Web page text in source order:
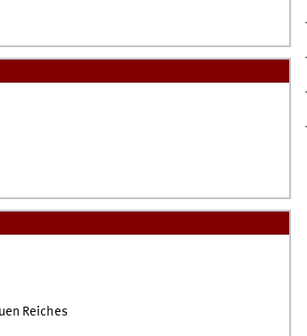
Reiches